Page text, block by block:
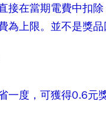
接在當期電費中扣
為上限。並不是獎品
一度，可獲得0.6元獎